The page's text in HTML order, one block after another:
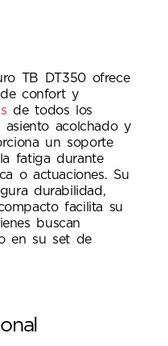
TB DT350 ofrece
confort y
de todos los
asiento acolchado y
un soporte
fatiga durante
o actuaciones. Su
durabilidad,
facilita su
buscan
en su set de